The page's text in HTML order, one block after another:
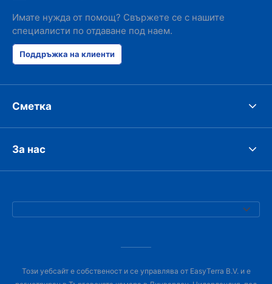
Имате нужда от помощ? Свържете се с нашите
специалисти по отдаване под наем.
Поддръжка на клиенти
Сметка
За нас
Този уебсайт е собственост и се управлява от EasyTerra B.V. и е